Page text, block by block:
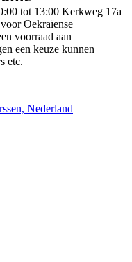
tot 13:00 Kerkweg 17a
Oekraïense
voorraad aan
een keuze kunnen
etc.
Nederland